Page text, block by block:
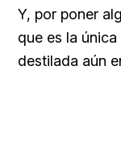
Y, por poner
que es la
destilada aún